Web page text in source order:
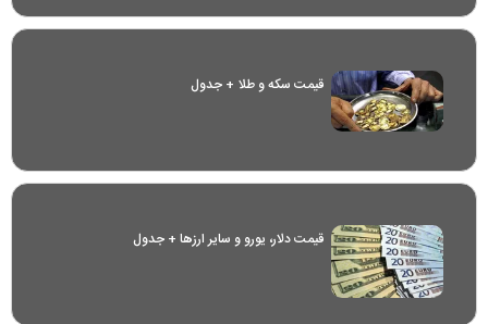
قیمت سکه و طلا + جدول
قیمت دلار، یورو و سایر ارز‌ها + جدول